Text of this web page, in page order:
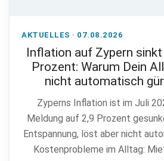
AKTUELLES · 07.08.2026
Inflation auf Zypern
Prozent: Warum Dein
nicht automatisch
Zyperns Inflation ist im Juli
Meldung auf 2,9 Prozent
Entspannung, löst aber nicht
Kostenprobleme im Alltag: